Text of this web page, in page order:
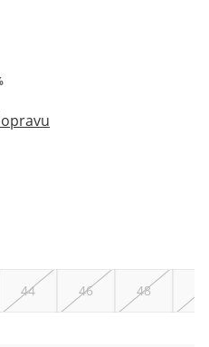
cena: 599,- Kč
44 46 48